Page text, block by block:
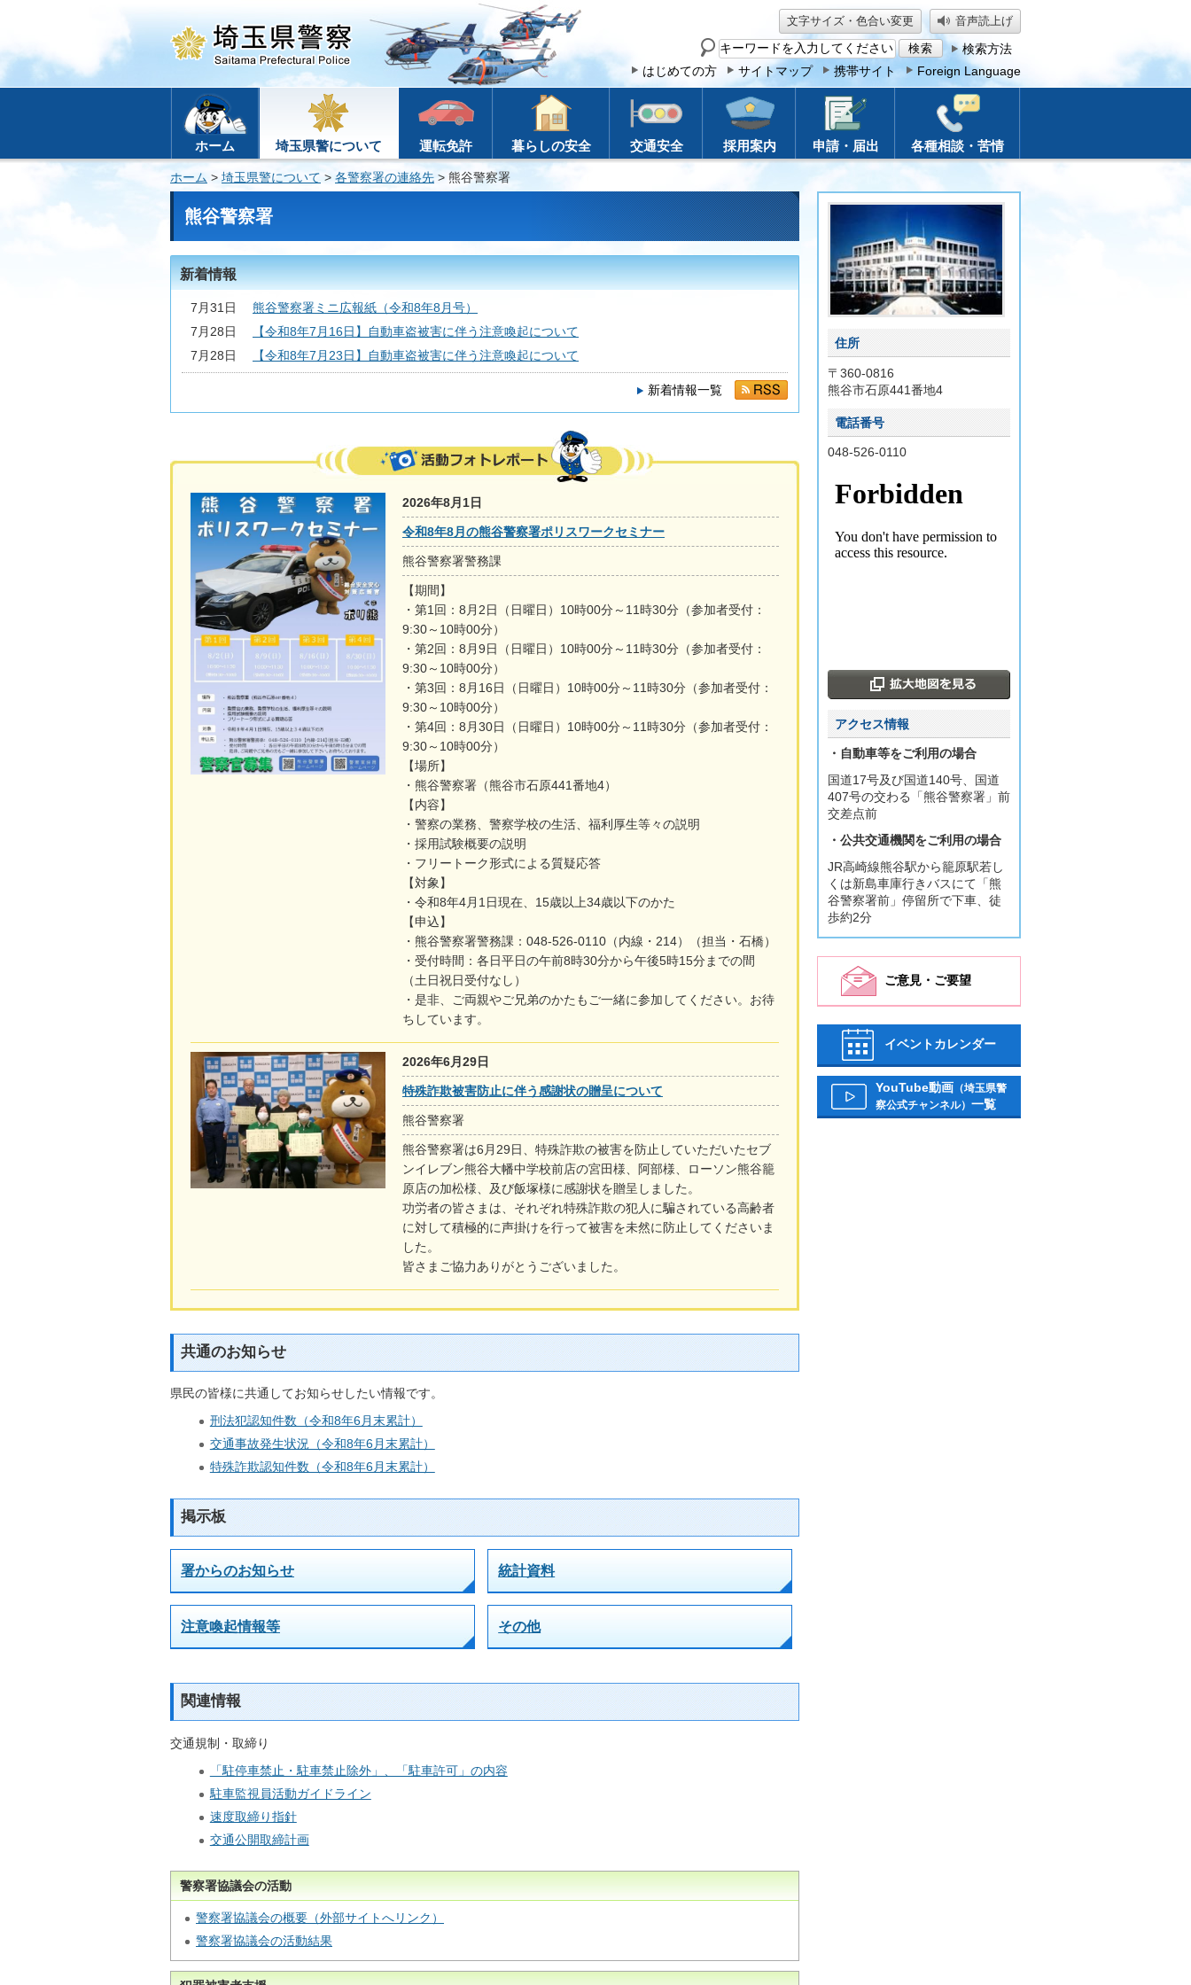
文字サイズ・色合い変更 音声読上げ
サ
イ
ト
検索方法
はじめての方
サイトマップ 携帯サイト Foreign Language
ホーム 埼玉県警について 運転免許 暮らしの安全 交通安全 採用案内 申請・届出 各種相談・苦情
ホーム > 埼玉県警について > 各警察署の連絡先 > 熊谷警察署
熊谷警察署
新着情報
7月31日
熊谷警察署ミニ広報紙（令和8年8月号）
7月28日
【令和8年7月16日】自動車盗被害に伴う注意喚起について
7月28日
【令和8年7月23日】自動車盗被害に伴う注意喚起について
新着情報一覧
2026年8月1日
令和8年8月の熊谷警察署ポリスワークセミナー
熊谷警察署警務課
【期間】
・第1回：8月2日（日曜日）10時00分～11時30分（参加者受付：
9:30～10時00分）
・第2回：8月9日（日曜日）10時00分～11時30分（参加者受付：
9:30～10時00分）
・第3回：8月16日（日曜日）10時00分～11時30分（参加者受付：
9:30～10時00分）
・第4回：8月30日（日曜日）10時00分～11時30分（参加者受付：
9:30～10時00分）
【場所】
・熊谷警察署（熊谷市石原441番地4）
【内容】
・警察の業務、警察学校の生活、福利厚生等々の説明
・採用試験概要の説明
・フリートーク形式による質疑応答
【対象】
・令和8年4月1日現在、15歳以上34歳以下のかた
【申込】
・熊谷警察署警務課：048-526-0110（内線・214）（担当・石橋）
・受付時間：各日平日の午前8時30分から午後5時15分までの間
（土日祝日受付なし）
・是非、ご両親やご兄弟のかたもご一緒に参加してください。お待
ちしています。
2026年6月29日
特殊詐欺被害防止に伴う感謝状の贈呈について
熊谷警察署
熊谷警察署は6月29日、特殊詐欺の被害を防止していただいたセブ
ンイレブン熊谷大幡中学校前店の宮田様、阿部様、ローソン熊谷籠
原店の加松様、及び飯塚様に感謝状を贈呈しました。
功労者の皆さまは、それぞれ特殊詐欺の犯人に騙されている高齢者
に対して積極的に声掛けを行って被害を未然に防止してくださいま
した。
皆さまご協力ありがとうございました。
共通のお知らせ
県民の皆様に共通してお知らせしたい情報です。
刑法犯認知件数（令和8年6月末累計）
交通事故発生状況（令和8年6月末累計）
特殊詐欺認知件数（令和8年6月末累計）
掲示板
署からのお知らせ 統計資料
注意喚起情報等 その他
関連情報
交通規制・取締り
「駐停車禁止・駐車禁止除外」、「駐車許可」の内容
駐車監視員活動ガイドライン
速度取締り指針
交通公開取締計画
警察署協議会の活動
警察署協議会の概要（外部サイトへリンク）
警察署協議会の活動結果
住所
〒360-0816
熊谷市石原441番地4
電話番号
048-526-0110
アクセス情報
・自動車等をご利用の場合
国道17号及び国道140号、国道
407号の交わる「熊谷警察署」前
交差点前
・公共交通機関をご利用の場合
JR高崎線熊谷駅から籠原駅若し
くは新島車庫行きバスにて「熊
谷警察署前」停留所で下車、徒
歩約2分
ご意見・ご要望
イベントカレンダー
YouTube動画 （埼玉県警
察公式チャンネル） 一覧